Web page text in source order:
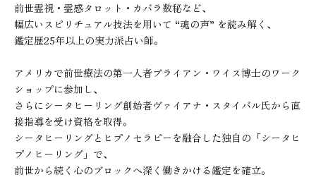
前世霊視・霊感タロット・カバラ数秘など、
幅広いスピリチュアル技法を用いて “魂の声” を読み解く、
鑑定歴25年以上の実力派占い師。
アメリカで前世療法の第一人者ブライアン・ワイス博士のワーク
ショップに参加し、
さらにシータヒーリング創始者ヴァイアナ・スタイバル氏から直
接指導を受け資格を取得。
シータヒーリングとヒプノセラピーを融合した独自の「シータヒ
プノヒーリング」で、
前世から続く心のブロックへ深く働きかける鑑定を確立。